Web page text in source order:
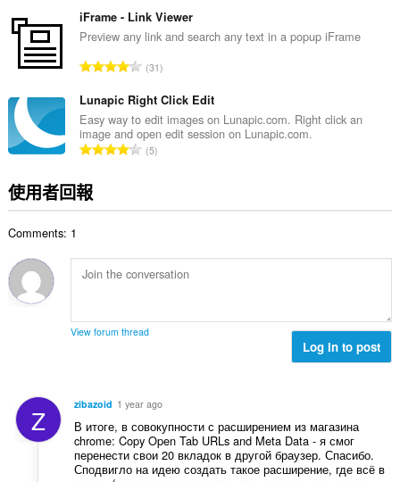
的
總
數
iFrame - Link Viewer
Preview any link and search any text in a popup iFrame
評
的
總
次
數
31
Lunapic Right Click Edit
Easy way to edit images on Lunapic.com. Right click an
image and open edit session on Lunapic.com.
評
:
5
使用者回報
Comments: 1
View forum thread
Log in to post
Z zibazoid 1 year ago
В итоге, в совокупности с расширением из магазина
chrome: Copy Open Tab URLs and Meta Data - я смог
перенести свои 20 вкладок в другой браузер. Спасибо.
Сподвигло на идею создать такое расширение, где всё в